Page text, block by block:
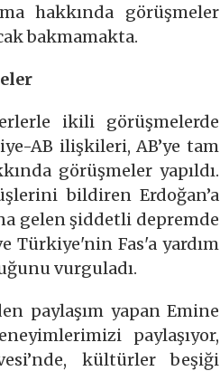
hakkında görüşmeler
bakmamakta.
ikili görüşmelerde
AB ilişkileri, AB’ye tam
görüşmeler yapıldı.
bildiren Erdoğan’a
gelen şiddetli depremde
Türkiye'nin Fas'a yardım
vurguladı.
paylaşım yapan Emine
paylaşıyor,
kültürler beşiği